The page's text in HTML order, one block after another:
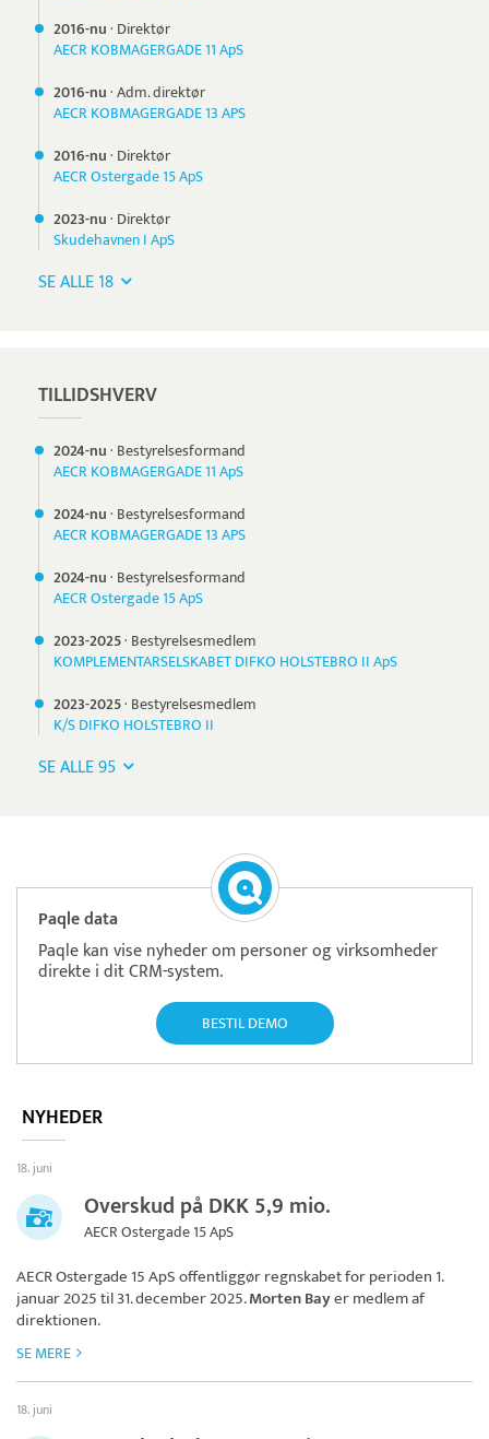
2016-nu· Direktør
AECR KOBMAGERGADE 11 ApS
2016-nu·Adm. direktør
AECR KOBMAGERGADE 13 APS
2016-nu· Direktør
AECR Ostergade 15 ApS
2023-nu· Direktør
Skudehavnen I ApS
SE ALLE 18
TILLIDSHVERV
2024-nu· Bestyrelsesformand
AECR KOBMAGERGADE 11 ApS
2024-nu· Bestyrelsesformand
AECR KOBMAGERGADE 13 APS
2024-nu· Bestyrelsesformand
AECR Ostergade 15 ApS
2023-2025· Bestyrelsesmedlem
KOMPLEMENTARSELSKABET DIFKO HOLSTEBRO II ApS
2023-2025· Bestyrelsesmedlem
K/S DIFKO HOLSTEBRO II
SE ALLE 95
Paqle data
Paqle kan vise nyheder om personer og virksomheder
direkte i dit CRM-system.
BESTIL DEMO
NYHEDER
18. juni
Overskud på DKK 5,9 mio.
AECR Ostergade 15 ApS
AECR Ostergade 15 ApSoffentliggør regnskabet for perioden 1.
januar 2025 til 31. december 2025.Morten Bayer medlem af
direktionen.
SE MERE
18. juni